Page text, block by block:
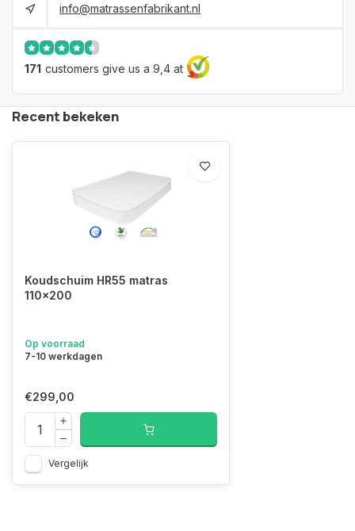
info@matrassenfabrikant.nl
171 customers give us a 9,4 at
Recent bekeken
Koudschuim HR55 matras
110x200
Op voorraad
7-10 werkdagen
€299,00
Vergelijk